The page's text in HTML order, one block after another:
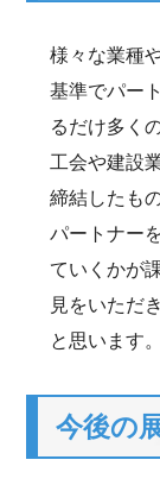
様々な業種
基準でパー
るだけ多く
工会や建設
締結したも
パートナー
ていくかが
見をいただ
と思います。
今後の